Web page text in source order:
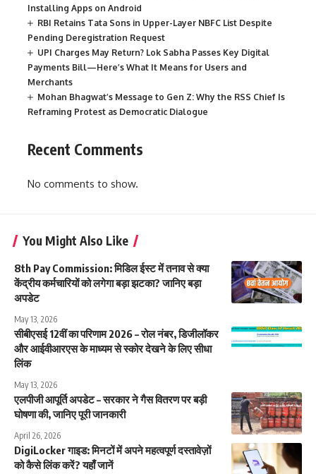
Installing Apps on Android
RBI Retains Tata Sons in Upper-Layer NBFC List Despite
Pending Deregistration Request
UPI Charges May Return? Lok Sabha Passes Key Digital
Payments Bill—Here’s What It Means for Users and
Merchants
Mohan Bhagwat’s Message to Gen Z: Why the RSS Chief Is
Reframing Protest as Democratic Dialogue
Recent Comments
No comments to show.
You Might Also Like
8th Pay Commission: मिडिल ईस्ट में तनाव से क्या
केंद्रीय कर्मचारियों को लगेगा बड़ा झटका? जानिए बड़ा
अपडेट
May 13, 2026
सीबीएसई 12वीं का परिणाम 2026 – रोल नंबर, डिजीलॉकर
और आईवीआरएस के माध्यम से स्कोर देखने के लिए सीधा
लिंक
May 13, 2026
एलपीजी आपूर्ति अपडेट – सरकार ने गैस वितरण पर बड़ी
घोषणा की, जानिए पूरी जानकारी
April 26, 2026
DigiLocker गाइड: मिनटों में अपने महत्वपूर्ण दस्तावेज़ों
को कैसे लिंक करें? यहाँ जानें